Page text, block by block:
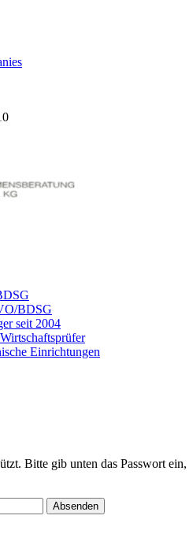
BDSG
seit 2004
Einrichtungen
Bitte gib unten das Passwort ein,